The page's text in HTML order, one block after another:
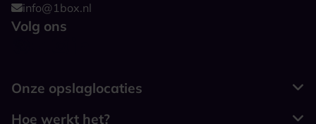
info@1box.nl
Volg ons
Onze opslaglocaties
Hoe werkt het?